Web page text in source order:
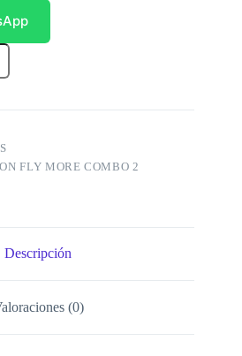
FLY MORE COMBO 2
Descripción
(0)